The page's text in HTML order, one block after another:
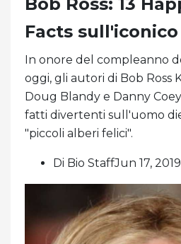
Bob Ross: 13
Facts
In onore del compleanno
oggi, gli autori di Bob Ross
Doug Blandy e Danny
fatti divertenti sull'uomo
"piccoli alberi felici".
Di Bio StaffJun 17, 2019